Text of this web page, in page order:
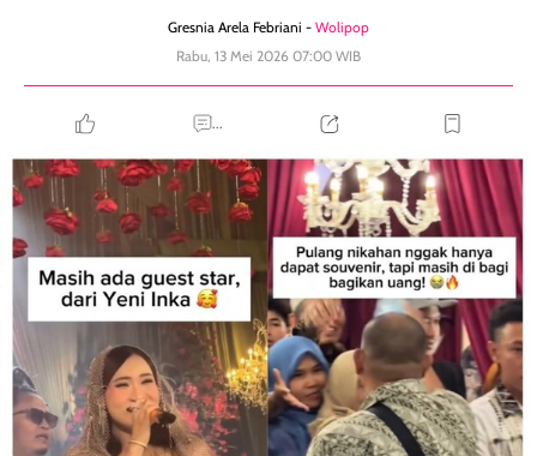
Gresnia Arela Febriani - Wolipop
Rabu, 13 Mei 2026 07:00 WIB
...